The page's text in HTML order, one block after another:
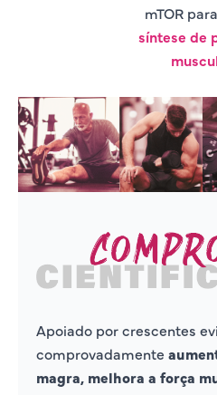
mTOR
síntese de
Apoiado por crescentes
comprovadamente
magra, melhora a força